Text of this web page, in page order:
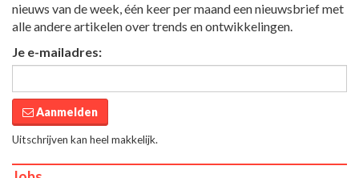
nieuws van de week, één keer per maand een nieuwsbrief met
alle andere artikelen over trends en ontwikkelingen.
Je e-mailadres:
Aanmelden
Uitschrijven kan heel makkelijk.